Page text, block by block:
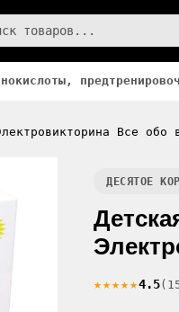
Все обо
ДЕСЯТОЕ
★★★★★4.5